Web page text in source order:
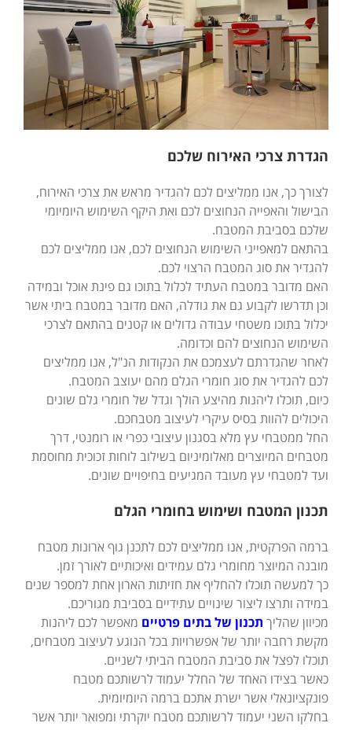
הגדרת צרכי האירוח שלכם
לצורך כך, אנו ממליצים לכם להגדיר מראש את צרכי האירוח,
הבישול והאפייה הנחוצים לכם ואת היקף השימוש היומיומי
שלכם בסביבת המטבח.
בהתאם למאפייני השימוש הנחוצים לכם, אנו ממליצים לכם
להגדיר את סוג המטבח הרצוי לכם.
האם מדובר במטבח העתיד לכלול בתוכו גם פינת אוכל ובמידה
וכן תדרשו לקבוע גם את גודלה, האם מדובר במטבח ביתי אשר
יכלול בתוכו משטחי עבודה גדולים או קטנים בהתאם לצרכי
השימוש הנחוצים להם וכדומה.
לאחר שהגדרתם לעצמכם את הנקודות הנ"ל, אנו ממליצים
לכם להגדיר את סוג חומרי הגלם מהם יעוצב המטבח.
כיום, תוכלו ליהנות מהיצע הולך וגדל של חומרי גלם שונים
היכולים להוות בסיס עיקרי לעיצוב מטבחכם.
החל ממטבחי עץ מלא בסגנון עיצובי כפרי או רומנטי, דרך
מטבחים המיוצרים מאלומיניום בשילוב לוחות זכוכית מחוסמת
ועד למטבחי עץ מעובד המגיעים בחיפויים שונים.
תכנון המטבח ושימוש בחומרי הגלם
ברמה הפרקטית, אנו ממליצים לכם לתכנן גוף ארונות מטבח
מובנה המיוצר מחומרי גלם עמידים ואיכותיים לאורך זמן.
כך למעשה תוכלו להחליף את חזיתות הארון אחת למספר שנים
במידה ותרצו ליצור שינויים עתידיים בסביבת מגוריכם.
מכיוון שהליך תכנון של בתים פרטיים מאפשר לכם ליהנות
מקשת רחבה יותר של אפשרויות בכל הנוגע לעיצוב מטבחים,
תוכלו לפצל את סביבת המטבח הביתי לשניים.
כאשר בצידו האחד של החלל יעמוד לרשותכם מטבח
פונקציונאלי אשר ישרת אתכם ברמה היומיומית.
בחלקו השני יעמוד לרשותכם מטבח יוקרתי ומפואר יותר אשר